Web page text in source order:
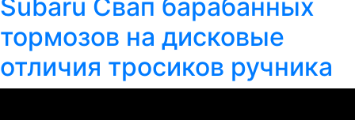
Subaru Свап барабанных
тормозов на дисковые
отличия тросиков ручника